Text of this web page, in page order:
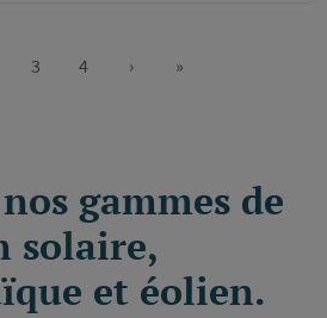
Page
3 Page
4
Page
›
Dernière
»
gammes de
solaire,
et éolien.